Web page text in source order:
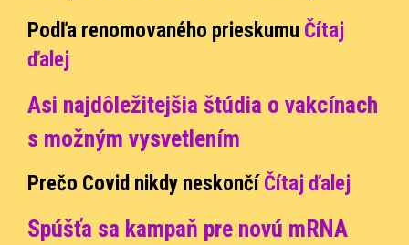
Podľa renomovaného prieskumu Čítaj
ďalej
Asi najdôležitejšia štúdia o vakcínach
s možným vysvetlením
Prečo Covid nikdy neskončí Čítaj ďalej
Spúšťa sa kampaň pre novú mRNA